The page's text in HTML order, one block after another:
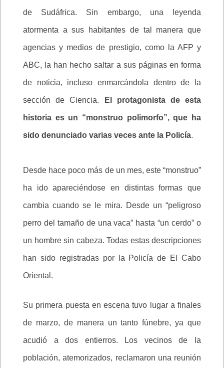
de Sudáfrica. Sin embargo, una leyenda
atormenta a sus habitantes de tal manera que
agencias y medios de prestigio, como la AFP y
ABC, la han hecho saltar a sus páginas en forma
de noticia, incluso enmarcándola dentro de la
sección de Ciencia. El protagonista de esta
historia es un “monstruo polimorfo”, que ha
sido denunciado varias veces ante la Policía.
Desde hace poco más de un mes, este “monstruo”
ha ido apareciéndose en distintas formas que
cambia cuando se le mira. Desde un “peligroso
perro del tamaño de una vaca” hasta “un cerdo” o
un hombre sin cabeza. Todas estas descripciones
han sido registradas por la Policía de El Cabo
Oriental.
Su primera puesta en escena tuvo lugar a finales
de marzo, de manera un tanto fúnebre, ya que
acudió a dos entierros. Los vecinos de la
población, atemorizados, reclamaron una reunión